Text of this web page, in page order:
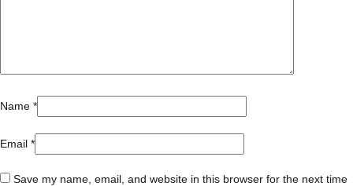
Name *
Email *
Save my name, email, and website in this browser for the next time